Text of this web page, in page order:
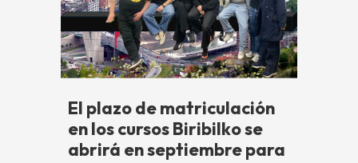
El plazo de matriculación
en los cursos Biribilko se
abrirá en septiembre para